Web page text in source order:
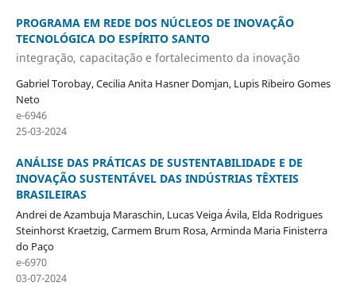
PROGRAMA EM REDE DOS NÚCLEOS DE INOVAÇÃO
TECNOLÓGICA DO ESPÍRITO SANTO
integração, capacitação e fortalecimento da inovação
Gabriel Torobay, Cecilia Anita Hasner Domjan, Lupis Ribeiro Gomes
Neto
e-6946
25-03-2024
ANÁLISE DAS PRÁTICAS DE SUSTENTABILIDADE E DE
INOVAÇÃO SUSTENTÁVEL DAS INDÚSTRIAS TÊXTEIS
BRASILEIRAS
Andrei de Azambuja Maraschin, Lucas Veiga Ávila, Elda Rodrigues
Steinhorst Kraetzig, Carmem Brum Rosa, Arminda Maria Finisterra
do Paço
e-6970
03-07-2024